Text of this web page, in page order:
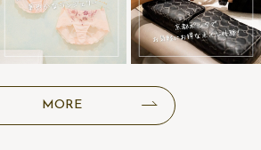
MORE